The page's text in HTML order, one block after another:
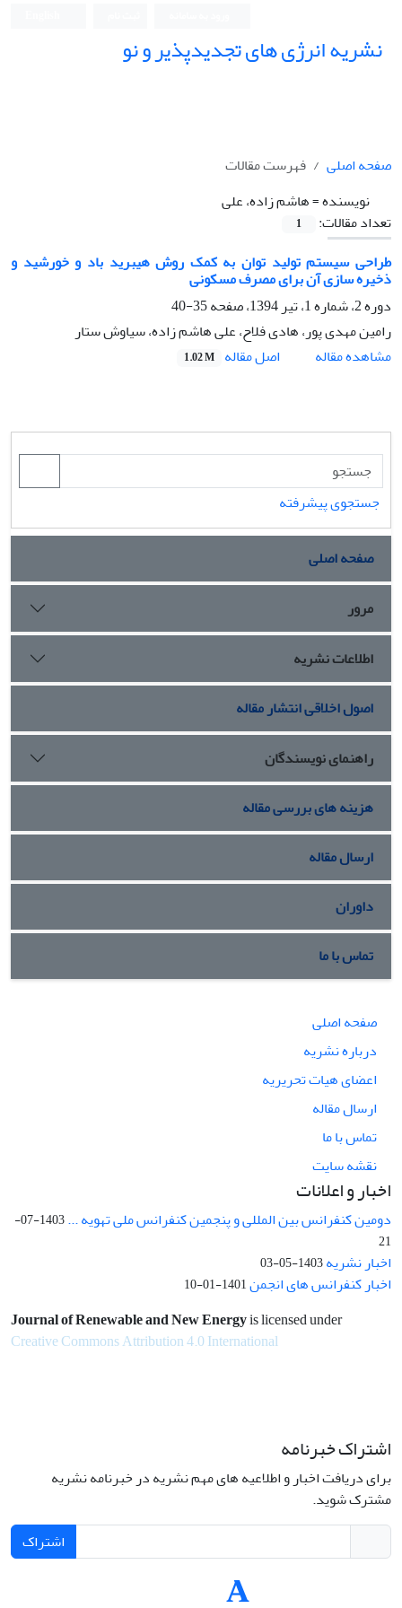
نشریه انرژی های تجدیدپذیر و نو
صفحه اصلی
فهرست مقالات
نویسنده =هاشم زاده، علی
تعداد مقالات:
1
طراحی سیستم تولید توان به کمک روش هیبرید باد و خورشید و
ذخیره سازی آن برای مصرف مسکونی
دوره 2، شماره 1، تیر 1394، صفحه
35-40
رامین مهدی پور، هادی فلاح، علی هاشم زاده، سیاوش ستار
مشاهده مقاله
اصل مقاله 1.02 M
جستجوی پیشرفته
صفحه اصلی
مرور
اطلاعات نشریه
اصول اخلاقی انتشار مقاله
راهنمای نویسندگان
هزینه های بررسی مقاله
ارسال مقاله
داوران
تماس با ما
صفحه اصلی
درباره نشریه
اعضای هیات تحریریه
ارسال مقاله
تماس با ما
نقشه سایت
اخبار و اعلانات
دومین کنفرانس بین المللی و پنجمین کنفرانس ملی تهویه ...
1403-07-
21
اخبار نشریه1403-05-03
اخبار کنفرانس های انجمن1401-01-10
Journal of Renewable and New Energyis licensed under
Creative Commons Attribution 4.0 International
اشتراک خبرنامه
برای دریافت اخبار و اطلاعیه های مهم نشریه در خبرنامه نشریه
مشترک شوید.
اشتراک